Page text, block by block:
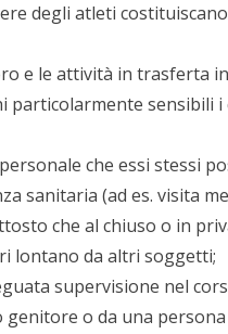
degli atleti
e le attività in trasferta
particolarmente
che essi stessi
sanitaria (ad es. visita
che al chiuso o in
lontano da altri soggetti;
supervisione nel
o da una